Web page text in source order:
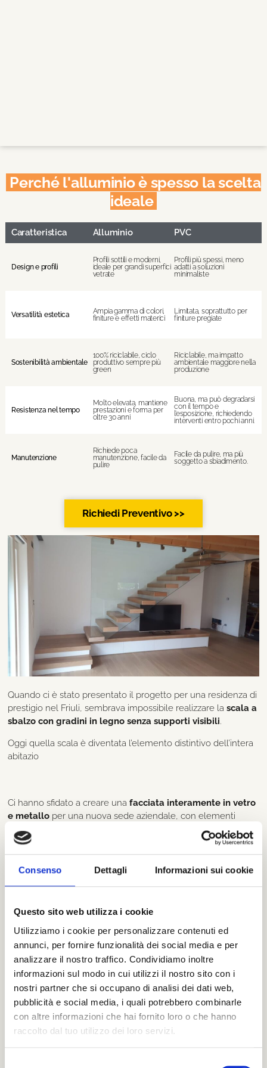
Consenso Dettagli Informazioni sui cookie
Questo sito web utilizza i cookie
Utilizziamo i cookie per personalizzare contenuti ed
annunci, per fornire funzionalità dei social media e per
analizzare il nostro traffico. Condividiamo inoltre
informazioni sul modo in cui utilizzi il nostro sito con i
nostri partner che si occupano di analisi dei dati web,
pubblicità e social media, i quali potrebbero combinarle
con altre informazioni che hai fornito loro o che hanno
raccolto dal tuo utilizzo dei loro servizi.
Perché l'alluminio è spesso la scelta
ideale
Caratteristica Alluminio PVC
Design e profili
Profili sottili e moderni,
ideale per grandi superfici
vetrate
Profili più spessi, meno
adatti a soluzioni
minimaliste
Versatilità estetica
Ampia gamma di colori,
finiture e effetti materici
Limitata, soprattutto per
finiture pregiate
Sostenibilità ambientale
100% riciclabile, ciclo
produttivo sempre più
green
Riciclabile, ma impatto
ambientale maggiore nella
produzione
Resistenza nel tempo
Molto elevata, mantiene
prestazioni e forma per
oltre 30 anni
Buona, ma può degradarsi
con il tempo e
l’esposizione, richiedendo
interventi entro pochi anni.
Manutenzione
Richiede poca
manutenzione, facile da
pulire
Facile da pulire, ma più
soggetto a sbiadimento.
Richiedi Preventivo >>
Quando ci è stato presentato il progetto per una residenza di
prestigio nel Friuli, sembrava impossibile realizzare lascala a
sbalzo con gradini in legno senza supporti visibili.
Oggi quella scala è diventata l’elemento distintivo dell’intera
abitazio
Ci hanno sfidato a creare unafacciata interamente in vetro
e metallo per una nuova sede aziendale, con elementi
strutturali quasi invisibili. Molti fornitori avevano rifiutato il
progetto.
architettonica nella zona industriale di Udine.
Quando la differenza si vede (e si